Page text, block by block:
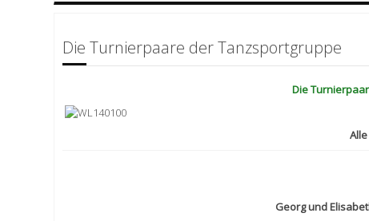
Die Turnierpaare der Tanzsportgruppe
Die
Georg und